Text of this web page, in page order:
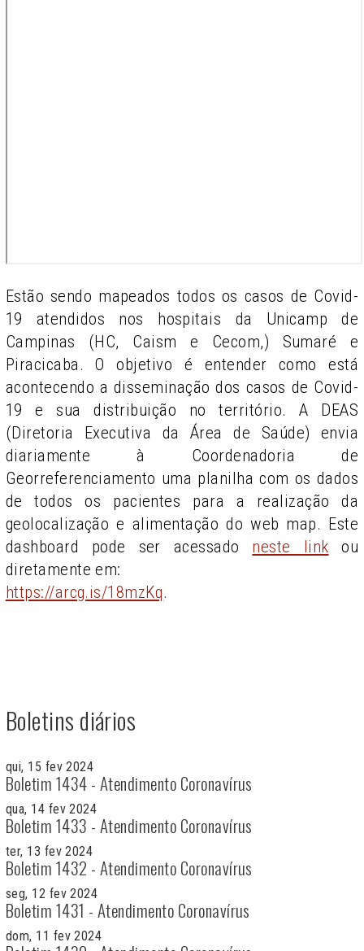
Estão sendo mapeados todos os casos de Covid-
19 atendidos nos hospitais da Unicamp de
Campinas (HC, Caism e Cecom,) Sumaré e
Piracicaba. O objetivo é entender como está
acontecendo a disseminação dos casos de Covid-
19 e sua distribuição no território. A DEAS
(Diretoria Executiva da Área de Saúde) envia
diariamente à Coordenadoria de
Georreferenciamento uma planilha com os dados
de todos os pacientes para a realização da
geolocalização e alimentação do web map. Este
dashboard pode ser acessado neste link ou
diretamente em:
https://arcg.is/18mzKq.
Boletins diários
qui, 15 fev 2024
Boletim 1434 - Atendimento Coronavírus
qua, 14 fev 2024
Boletim 1433 - Atendimento Coronavírus
ter, 13 fev 2024
Boletim 1432 - Atendimento Coronavírus
seg, 12 fev 2024
Boletim 1431 - Atendimento Coronavírus
dom, 11 fev 2024